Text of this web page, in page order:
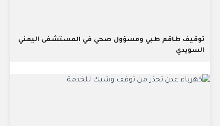
توقيف طاقم طبي ومسؤول صحي في المستشفى اليمني
السويدي